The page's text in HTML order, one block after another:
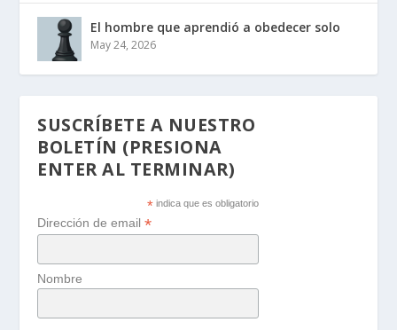
El hombre que aprendió a obedecer solo
May 24, 2026
SUSCRÍBETE A NUESTRO
BOLETÍN (PRESIONA
ENTER AL TERMINAR)
* indica que es obligatorio
Dirección de email*
Nombre